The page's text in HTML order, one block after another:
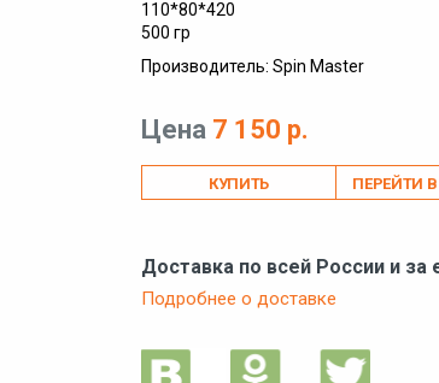
110*80*420
500 гр
Производитель: Spin Master
Цена 7 150 р.
ПЕРЕЙТИ
Доставка по всей России и за
Подробнее о доставке